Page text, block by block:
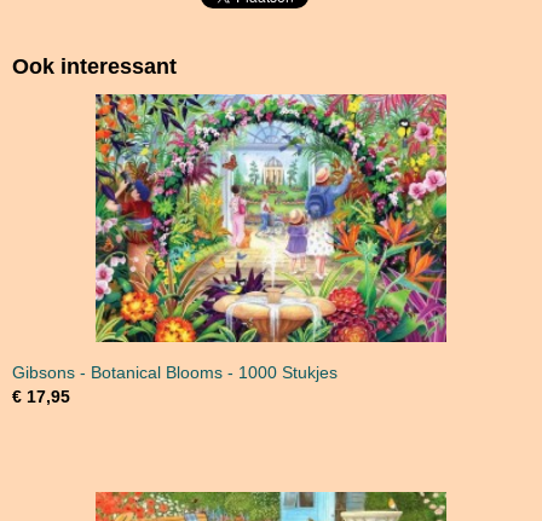
Ook interessant
Gibsons - Botanical Blooms - 1000 Stukjes
€ 17,95